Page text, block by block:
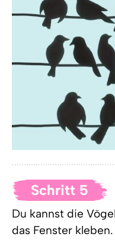
Schritt 5
Du kannst die
das Fenster kleben.